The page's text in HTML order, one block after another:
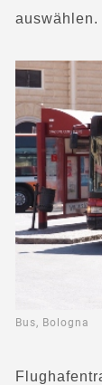
auswählen.
Bus, Bologna